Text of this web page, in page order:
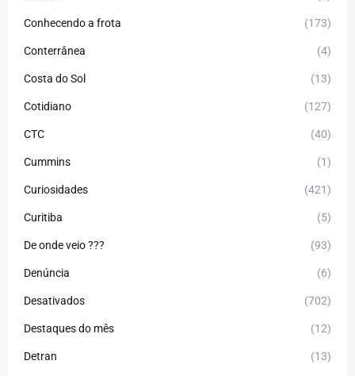
Conhecendo a frota (173)
Conterrânea (4)
Costa do Sol (13)
Cotidiano (127)
CTC (40)
Cummins (1)
Curiosidades (421)
Curitiba (5)
De onde veio ??? (93)
Denúncia (6)
Desativados (702)
Destaques do mês (12)
Detran (13)